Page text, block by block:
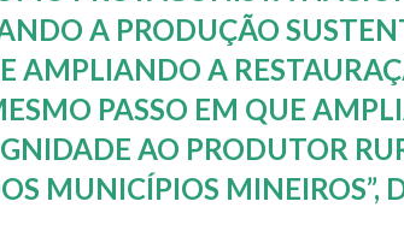
A PRODUÇÃO
AMPLIANDO A
PASSO EM QUE
AO PRODUTOR
MUNICÍPIOS MINEIROS”,